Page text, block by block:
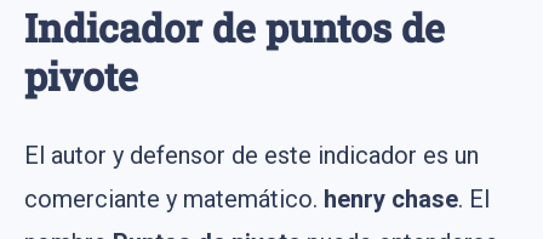
Indicador de puntos de
pivote
El autor y defensor de este indicador es un
comerciante y matemático. henry chase. El